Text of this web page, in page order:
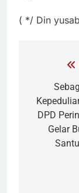
( */ Din
DPD
Gelar